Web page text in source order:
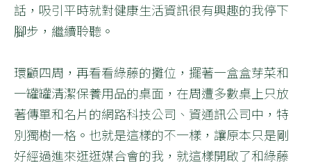
話，吸引平時就對健康生活資訊很有興趣的我停下
腳步，繼續聆聽。
環顧四周，再看看綠藤的攤位，擺著一盒盒芽菜和
一罐罐清潔保養用品的桌面，在周遭多數桌上只放
著傳單和名片的網路科技公司、資通訊公司中，特
別獨樹一格。也就是這樣的不一樣，讓原本只是剛
好經過進來逛逛媒合會的我，就這樣開啟了和綠藤